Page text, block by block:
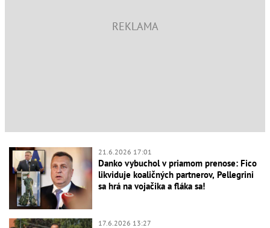
21.6.2026 17:01
Danko vybuchol v priamom prenose: Fico
likviduje koaličných partnerov, Pellegrini
sa hrá na vojačika a fláka sa!
17.6.2026 13:27